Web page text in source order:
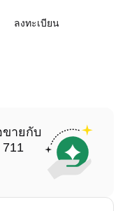
ลงทะเบียน
ายกับ